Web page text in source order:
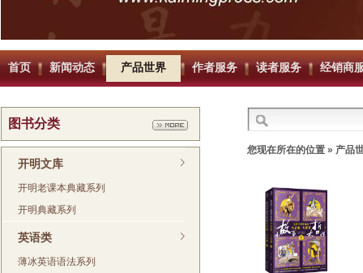
首页 新闻动态 产品世界 作者服务 读者服务 经销商
图书分类
开明文库
开明老课本典藏系列
开明典藏系列
英语类
薄冰英语语法系列
您现在所在的位置 » 产品